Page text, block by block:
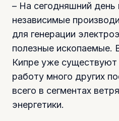
– На сегодняшний
независимые
для генерации
полезные ископаемые.
Кипре уже существуют
работу много других
всего в сегментах
энергетики.